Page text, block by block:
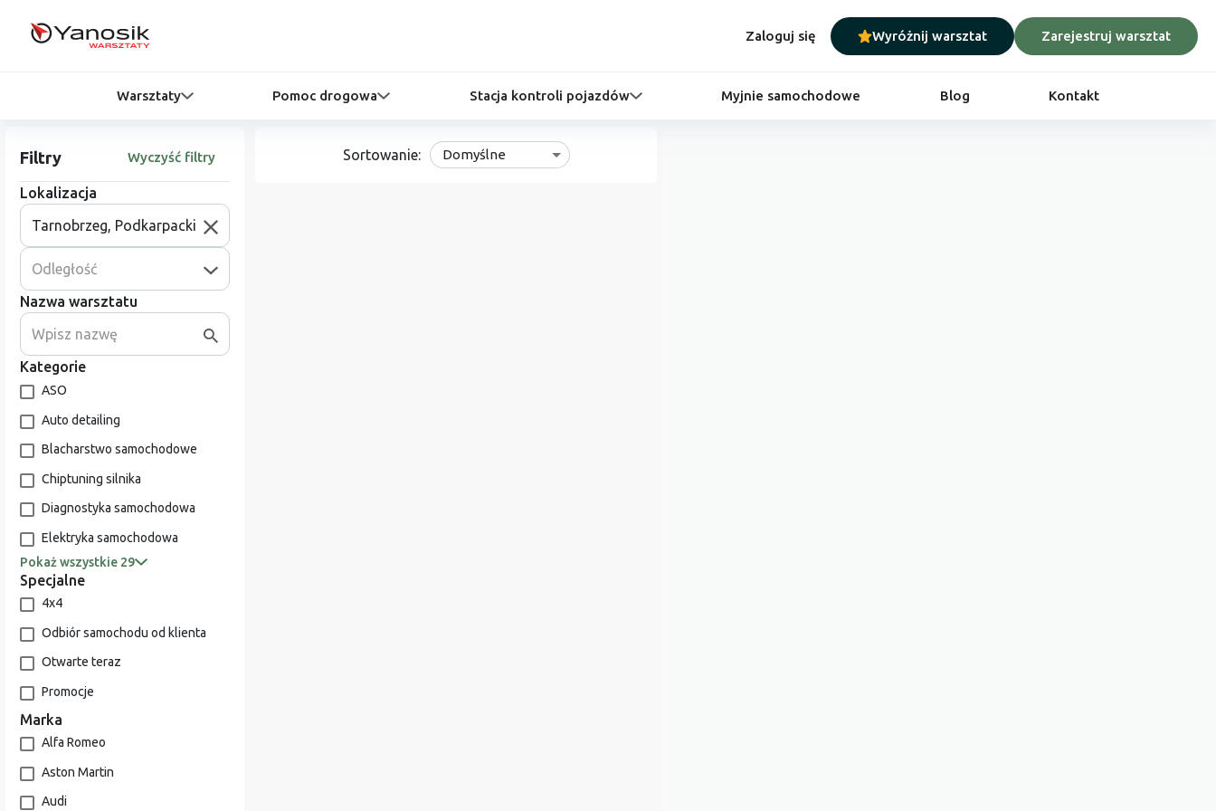
Zaloguj się Wyróżnij warsztat Zarejestruj warsztat
Warsztaty Pomoc drogowa Stacja kontroli pojazdów Myjnie samochodowe Blog Kontakt
Filtry Wyczyść filtry
Lokalizacja
Odległość
Nazwa warsztatu
Kategorie
ASO
Auto detailing
Blacharstwo samochodowe
Chiptuning silnika
Diagnostyka samochodowa
Elektryka samochodowa
Pokaż wszystkie 29
Specjalne
4x4
Odbiór samochodu od klienta
Otwarte teraz
Promocje
Marka
Alfa Romeo
Aston Martin
Audi
Sortowanie: Domyślne